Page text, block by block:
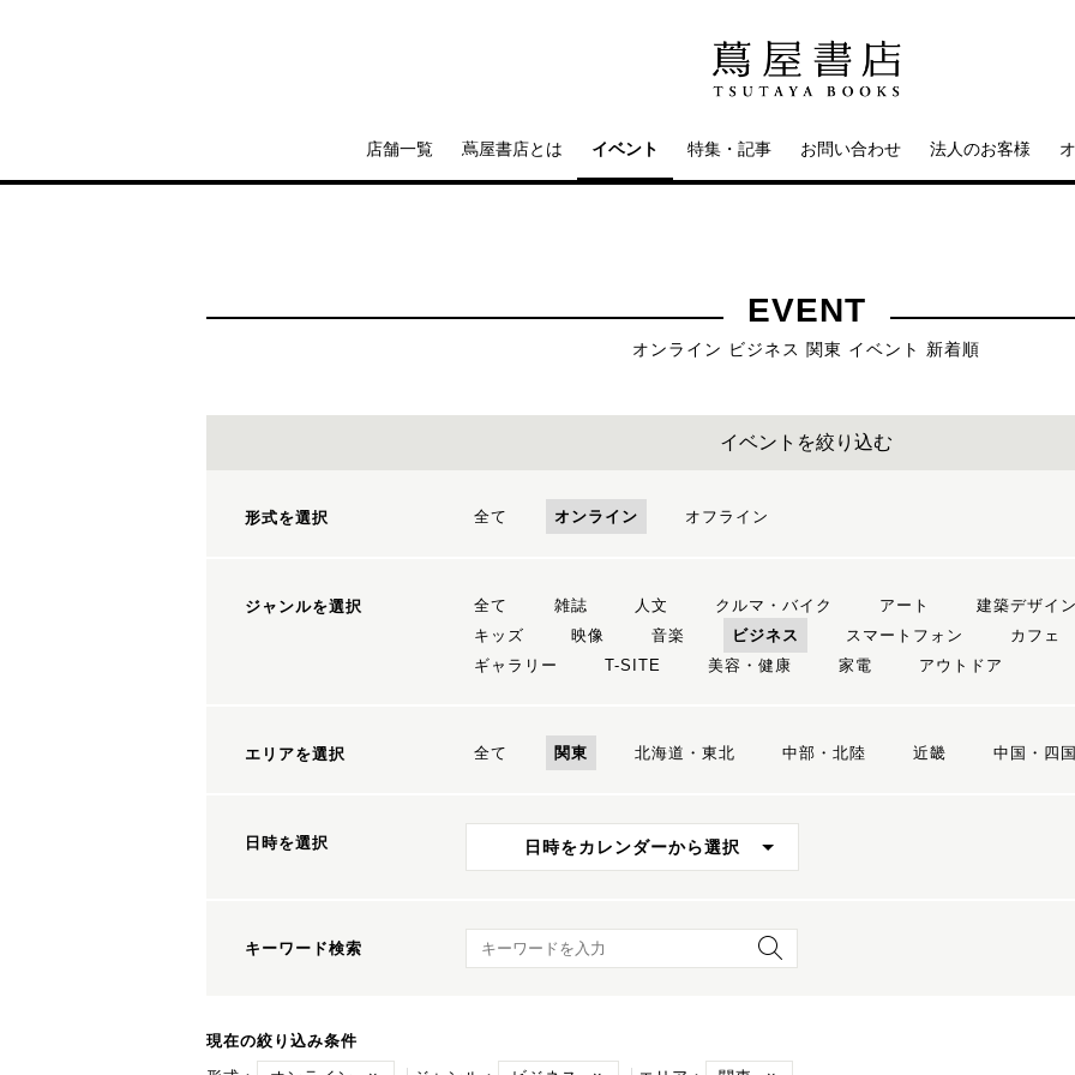
店舗一覧 蔦屋書店とは イベント 特集・記事 お問い合わせ 法人のお客様
EVENT
オンライン ビジネス 関東 イベント 新着順
イベントを絞り込む
形式を選択 全て オンライン オフライン
ジャンルを選択 全て 雑誌 人文 クルマ・バイク アート 建築デザイン
キッズ
映像 音楽 ビジネス スマートフォン カフェ
ギャラリー
T-SITE 美容・健康 家電 アウトドア
エリアを選択 全て 関東 北海道・東北 中部・北陸 近畿 中国・四国
日時を選択 日時をカレンダーから選択
キーワード検索 キーワード検索
現在の絞り込み条件